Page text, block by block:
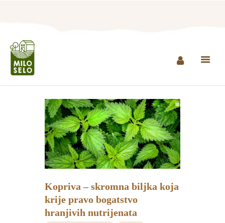
PROIZVODI
AGROTURIZAM I
RESTORAN
MINI ZOO
KONTAKT
KUPI PROIZVODE
Kopriva – skromna biljka koja
krije pravo bogatstvo
hranjivih nutrijenata